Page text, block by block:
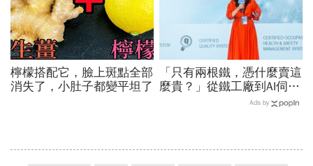
檸檬搭配它，臉上斑點全部
消失了，小肚子都變平坦了
「只有兩根鐵，憑什麼賣這
麼貴？」從鐵工廠到AI伺服
器滑軌霸主，川湖靠四大護
Ads by